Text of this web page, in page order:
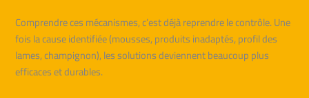
Comprendre ces mécanismes, c’est déjà reprendre le contrôle. Une
fois la cause identifiée (mousses, produits inadaptés, profil des
lames, champignon), les solutions deviennent beaucoup plus
efficaces et durables.